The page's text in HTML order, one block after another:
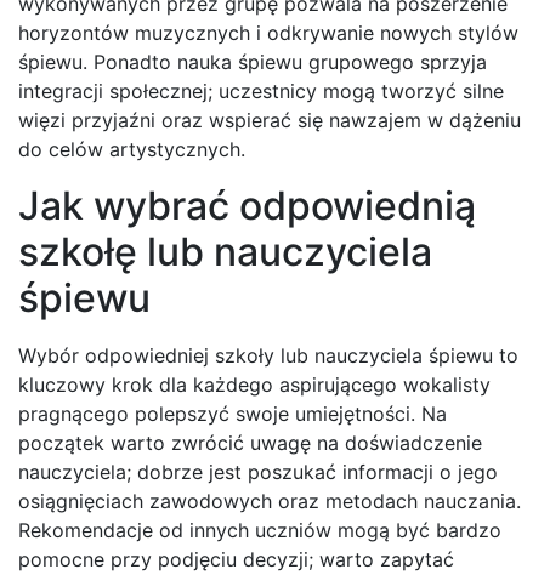
horyzontów muzycznych i odkrywanie nowych stylów
śpiewu. Ponadto nauka śpiewu grupowego sprzyja
integracji społecznej; uczestnicy mogą tworzyć silne
więzi przyjaźni oraz wspierać się nawzajem w dążeniu
do celów artystycznych.
Jak wybrać odpowiednią
szkołę lub nauczyciela
śpiewu
Wybór odpowiedniej szkoły lub nauczyciela śpiewu to
kluczowy krok dla każdego aspirującego wokalisty
pragnącego polepszyć swoje umiejętności. Na
początek warto zwrócić uwagę na doświadczenie
nauczyciela; dobrze jest poszukać informacji o jego
osiągnięciach zawodowych oraz metodach nauczania.
Rekomendacje od innych uczniów mogą być bardzo
pomocne przy podjęciu decyzji; warto zapytać